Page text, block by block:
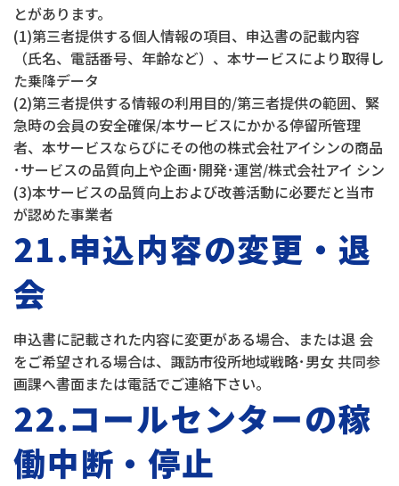
とがあります。
(1)第三者提供する個人情報の項目、申込書の記載内容
（氏名、電話番号、年齢など）、本サービスにより取得し
た乗降データ
(2)第三者提供する情報の利用目的/第三者提供の範囲、緊
急時の会員の安全確保/本サービスにかかる停留所管理
者、本サービスならびにその他の株式会社アイシンの商品
･サービスの品質向上や企画･開発･運営/株式会社アイ シン
(3)本サービスの品質向上および改善活動に必要だと当市
が認めた事業者
21.申込内容の変更・退
会
申込書に記載された内容に変更がある場合、または退 会
をご希望される場合は、諏訪市役所地域戦略･男女 共同参
画課へ書面または電話でご連絡下さい。
22.コールセンターの稼
働中断・停止